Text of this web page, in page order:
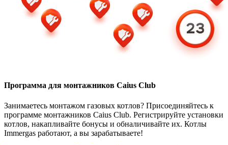
Программа для монтажников Caius Club
Занимаетесь монтажом газовых котлов? Присоединяйтесь к
программе монтажников Caius Club. Регистрируйте установки
котлов, накапливайте бонусы и обналичивайте их. Котлы
Immergas работают, а вы зарабатываете!